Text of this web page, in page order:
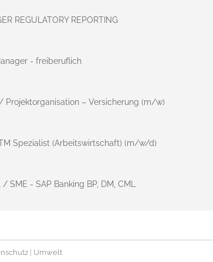
REGULATORY REPORTING
- freiberuflich
Projektorganisation – Versicherung (m/w)
Spezialist (Arbeitswirtschaft) (m/w/d)
SME - SAP Banking BP, DM, CML
| Umwelt